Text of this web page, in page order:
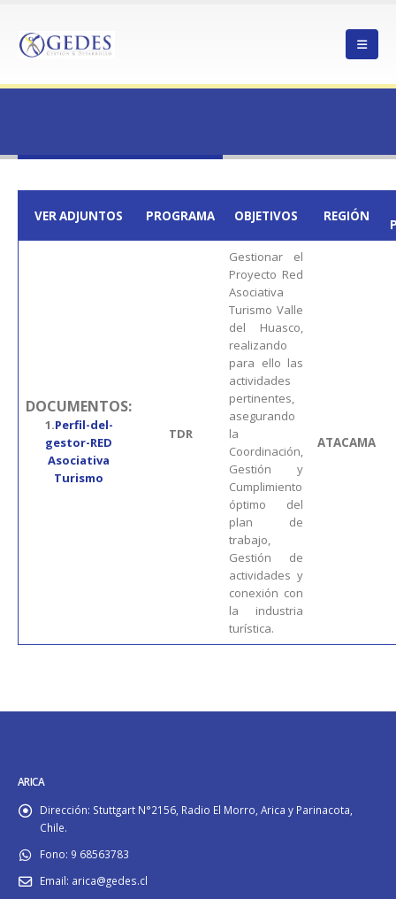
VER ADJUNTOS PROGRAMA OBJETIVOS REGIÓN
DOCUMENTOS:
1.Perfil-del-
gestor-RED
Asociativa
Turismo
TDR
Gestionar el
Proyecto Red
Asociativa
Turismo Valle
del Huasco,
realizando
para ello las
actividades
pertinentes,
asegurando
la
Coordinación,
Gestión y
Cumplimiento
óptimo del
plan de
trabajo,
Gestión de
actividades y
conexión con
la industria
turística.
ATACAMA
ARICA
Dirección: Stuttgart N°2156, Radio El Morro, Arica y Parinacota,
Chile.
Fono: 9 68563783
Email: arica@gedes.cl